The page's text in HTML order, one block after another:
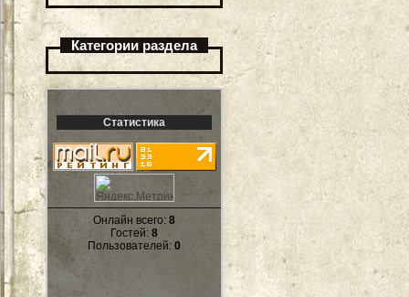
Категории раздела
Статистика
Онлайн всего: 8
Гостей: 8
Пользователей: 0